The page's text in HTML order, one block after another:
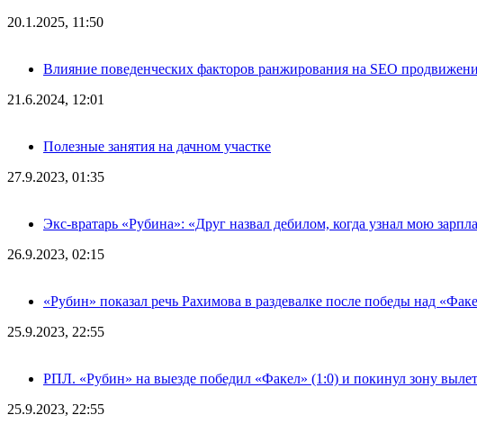
20.1.2025, 11:50
Влияние поведенческих факторов ранжирования на SEO
21.6.2024, 12:01
Полезные занятия на дачном участке
27.9.2023, 01:35
Экс-вратарь «Рубина»: «Друг назвал дебилом, когда узнал мою
26.9.2023, 02:15
«Рубин» показал речь Рахимова в раздевалке после победы над
25.9.2023, 22:55
РПЛ. «Рубин» на выезде победил «Факел» (1:0) и покинул зону
25.9.2023, 22:55